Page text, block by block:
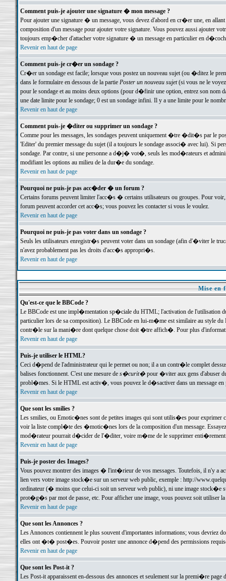
Comment puis-je ajouter une signature � mon message ?
Pour ajouter une signature � un message, vous devez d'abord en cr�er une, en
composition d'un message pour ajouter votre signature. Vous pouvez aussi ajouter
toujours emp�cher d'attacher votre signature � un message en particulier en
Revenir en haut de page
Comment puis-je cr�er un sondage ?
Cr�er un sondage est facile; lorsque vous postez un nouveau sujet (ou �ditez le
dans le formulaire en dessous de la partie Poster un nouveau sujet(si vous ne le voyez
pour le sondage et au moins deux options (pour d�finir une option, entrez son nom
une date limite pour le sondage; 0 est un sondage infini. Il y a une limite pour le
Revenir en haut de page
Comment puis-je �diter ou supprimer un sondage ?
Comme pour les messages, les sondages peuvent uniquement �tre �dit�s par le
'Editer' du premier message du sujet (il a toujours le sondage associ� avec lui). Si
sondage. Par contre, si une personne a d�j� vot�, seuls les mod�rateurs et
modifiant les options au milieu de la dur�e du sondage.
Revenir en haut de page
Pourquoi ne puis-je pas acc�der � un forum ?
Certains forums peuvent limiter l'acc�s � certains utilisateurs ou groupes. Pour
forum peuvent accorder cet acc�s; vous pouvez les contacter si vous le voulez.
Revenir en haut de page
Pourquoi ne puis-je pas voter dans un sondage ?
Seuls les utilisateurs enregistr�s peuvent voter dans un sondage (afin d'�viter le
n'avez probablement pas les droits d'acc�s appropri�s.
Revenir en haut de page
Mise en
Qu'est-ce que le BBCode ?
Le BBCode est une impl�mentation sp�ciale du HTML; l'activation de l'utilisation
particulier lors de sa composition). Le BBCode en lui-m�me est similaire au style
contr�le sur la mani�re dont quelque chose doit �tre affich�. Pour plus
Revenir en haut de page
Puis-je utiliser le HTML?
Ceci d�pend de l'administrateur qui le permet ou non; il a un contr�le complet
balises fonctionnent. C'est une mesure de s�curit�pour �viter aux gens d'abuser
probl�mes. Si le HTML est activ�, vous pouvez le d�sactiver dans un message en
Revenir en haut de page
Que sont les smilies ?
Les smilies, ou Emotic�nes sont de petites images qui sont utilis�es pour exprimer
voir la liste compl�te des �motic�nes lors de la composition d'un message.
mod�rateur pourrait d�cider de l'�diter, voire m�me de le supprimer
Revenir en haut de page
Puis-je poster des Images?
Vous pouvez montrer des images � l'int�rieur de vos messages. Toutefois, il n'y a
lien vers votre image stock�e sur un serveur web public, exemple : http://
ordinateur (� moins que celui-ci soit un serveur web public), ni une image stock�e
prot�g�s par mot de passe, etc. Pour afficher une image, vous pouvez soit
Revenir en haut de page
Que sont les Annonces ?
Les Annonces contiennent le plus souvent d'importantes informations; vous devriez
elles ont �t� post�es. Pouvoir poster une annonce d�pend des permissions
Revenir en haut de page
Que sont les Post-it ?
Les Post-it apparaissent en-dessous des annonces et seulement sur la premi�re